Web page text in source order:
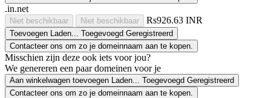
.in.net
Niet beschikbaar Niet beschikbaar Rs926.63 INR
Toevoegen Laden... Toegevoegd Geregistreerd
Contacteer ons om zo je domeinnaam aan te kopen.
Misschien zijn deze ook iets voor jou?
We genereren een paar domeinen voor je
Aan winkelwagen toevoegen Laden... Toegevoegd Geregistreerd
Contacteer ons om zo je domeinnaam aan te kopen.